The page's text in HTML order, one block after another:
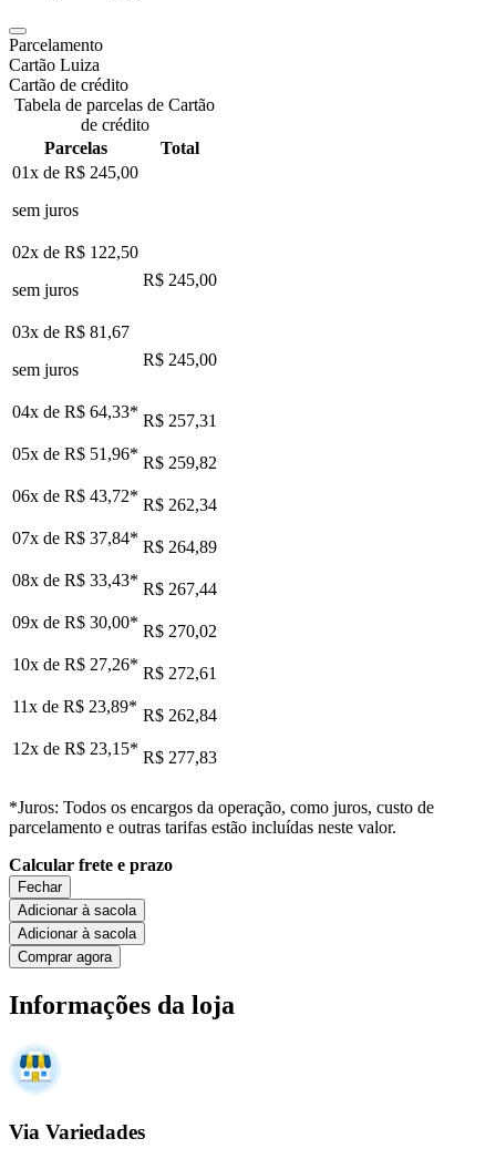
Parcelamento
Cartão Luiza
Cartão de crédito
Tabela de parcelas de Cartão
de crédito
Parcelas
Total
01x de R$ 245,00
sem juros
02x de R$ 122,50
sem juros
R$ 245,00
03x de R$ 81,67
sem juros
R$ 245,00
04x de R$ 64,33* R$ 257,31
05x de R$ 51,96* R$ 259,82
06x de R$ 43,72* R$ 262,34
07x de R$ 37,84* R$ 264,89
08x de R$ 33,43* R$ 267,44
09x de R$ 30,00* R$ 270,02
10x de R$ 27,26* R$ 272,61
11x de R$ 23,89* R$ 262,84
12x de R$ 23,15* R$ 277,83
*Juros: Todos os encargos da operação, como juros, custo de
parcelamento e outras tarifas estão incluídas neste valor.
Calcular frete e prazo
Fechar
Adicionar à sacola
Adicionar à sacola
Comprar agora
Informações da loja
Via Variedades